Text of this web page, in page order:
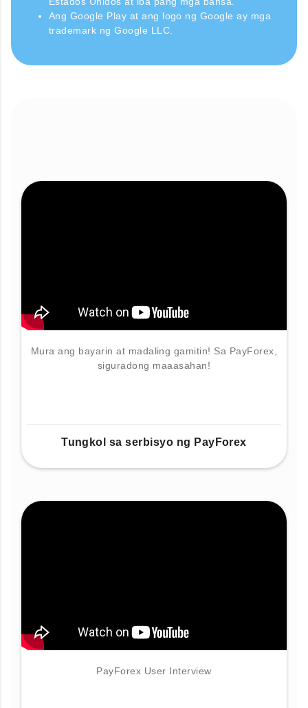
Ang Google Play at ang logo ng Google ay mga
trademark ng Google LLC.
Mura ang bayarin at madaling gamitin! Sa PayForex,
siguradong maaasahan!
Tungkol sa serbisyo ng PayForex
PayForex User Interview